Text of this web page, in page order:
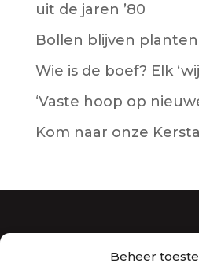
Beheer
uit de jaren ’80
Bollen blijven planten
Wie is de boef? Elk
‘Vaste hoop op
Kom naar onze